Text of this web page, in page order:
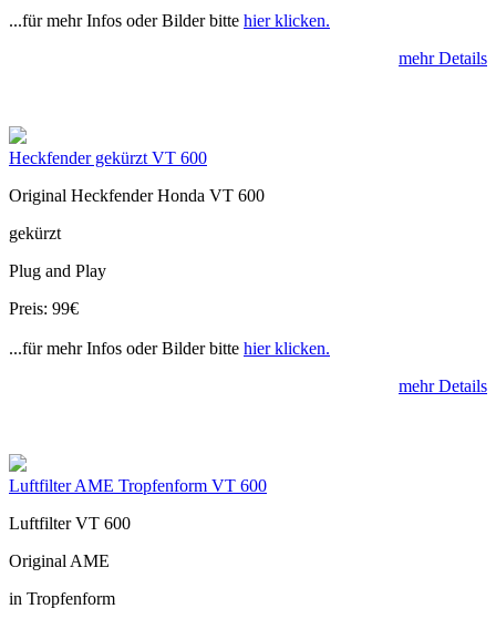
...für mehr Infos oder Bilder bitte hier klicken.
mehr Details
Heckfender gekürzt VT 600
Original Heckfender Honda VT 600
gekürzt
Plug and Play
Preis: 99€
...für mehr Infos oder Bilder bitte hier klicken.
mehr Details
Luftfilter AME Tropfenform VT 600
Luftfilter VT 600
Original AME
in Tropfenform